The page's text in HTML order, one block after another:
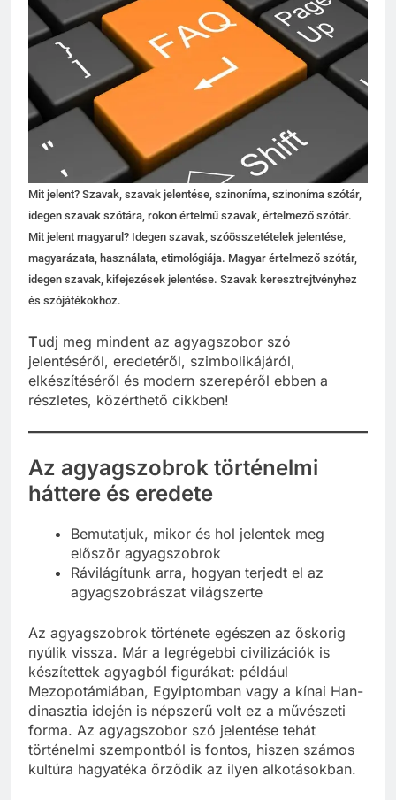
Mit jelent? Szavak, szavak jelentése, szinoníma, szinoníma szótár,
idegen szavak szótára, rokon értelmű szavak, értelmező szótár.
Mit jelent magyarul? Idegen szavak, szóösszetételek jelentése,
magyarázata, használata, etimológiája. Magyar értelmező szótár,
idegen szavak, kifejezések jelentése. Szavak keresztrejtvényhez
és szójátékokhoz.
Tudj meg mindent az agyagszobor szó
jelentéséről, eredetéről, szimbolikájáról,
elkészítéséről és modern szerepéről ebben a
részletes, közérthető cikkben!
Az agyagszobrok történelmi
háttere és eredete
Bemutatjuk, mikor és hol jelentek meg
először agyagszobrok
Rávilágítunk arra, hogyan terjedt el az
agyagszobrászat világszerte
Az agyagszobrok története egészen az őskorig
nyúlik vissza. Már a legrégebbi civilizációk is
készítettek agyagból figurákat: például
Mezopotámiában, Egyiptomban vagy a kínai Han-
dinasztia idején is népszerű volt ez a művészeti
forma. Az agyagszobor szó jelentése tehát
történelmi szempontból is fontos, hiszen számos
kultúra hagyatéka őrződik az ilyen alkotásokban.